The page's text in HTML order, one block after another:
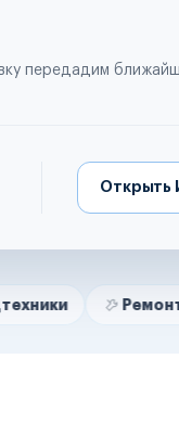
передадим
Открыть
Ремонт